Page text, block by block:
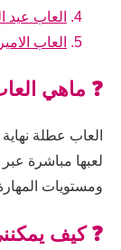
العاب عيد
العاب
❓ ماهي
العاب عطلة
لعبها مباشرة
ومستويات
❓ كيف